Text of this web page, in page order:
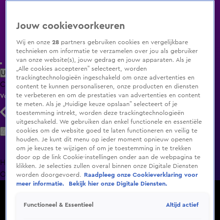
Uitzending Gemist Populaire programma's Zenders Genres
ClipsFilmsRadioSmart TV inlogShop
Volg KIJK
Zoeken
HomeUitzending Gemist Programma's De Bondgenoten
OranjezomerLivestreamsShop
Jouw cookievoorkeuren
Wij en onze28 partners gebruiken cookies en vergelijkbare
technieken om informatie te verzamelen over jou als gebruiker
van onze website(s), jouw gedrag en jouw apparaten. Als je
„Alle cookies accepteren” selecteert, worden
trackingtechnologieën ingeschakeld om onze advertenties en
content te kunnen personaliseren, onze producten en diensten
te verbeteren en om de prestaties van advertenties en content
te meten. Als je „Huidige keuze opslaan” selecteert of je
toestemming intrekt, worden deze trackingtechnologieën
uitgeschakeld. We gebruiken dan enkel functionele en essentiële
cookies om de website goed te laten functioneren en veilig te
houden. Je kunt dit menu op ieder moment opnieuw openen
om je keuzes te wijzigen of om je toestemming in te trekken
door op de link Cookie-instellingen onder aan de webpagina te
klikken. Je selecties zullen overal binnen onze Digitale Diensten
worden doorgevoerd.
Raadpleeg onze Cookieverklaring voor
meer informatie.
Bekijk hier onze Digitale Diensten.
Functioneel & Essentieel Altijd actief